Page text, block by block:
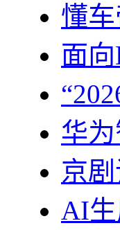
懂
面
华
京
AI